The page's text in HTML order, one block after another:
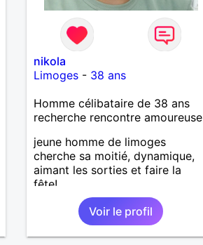
nikola
Limoges - 38 ans
Homme célibataire de 38 ans
recherche rencontre amoureuse
jeune homme de limoges
cherche sa moitié, dynamique,
aimant les sorties et faire la
fête!
Voir le profil